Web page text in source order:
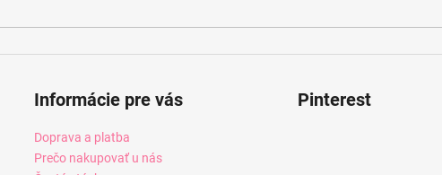
Informácie pre vás
Doprava a platba
Prečo nakupovať u nás
Pinterest